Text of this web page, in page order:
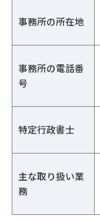
事務所の所在地
事務所の電話番
号
特定行政書士
主な取り扱い業
務